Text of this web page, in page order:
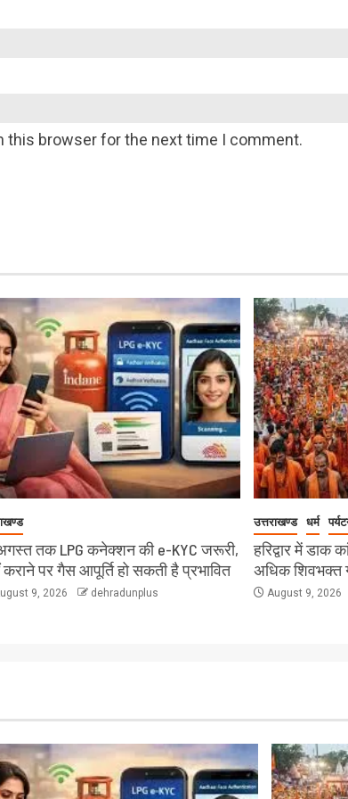
this browser for the next time I comment.
तक LPG कनेक्शन की e-KYC जरूरी,
कराने पर गैस आपूर्ति हो सकती है प्रभावित
9, 2026 dehradunplus
उत्तराखण्ड धर्म
हरिद्वार में डाक
अधिक शिवभक्त
August 9, 2026